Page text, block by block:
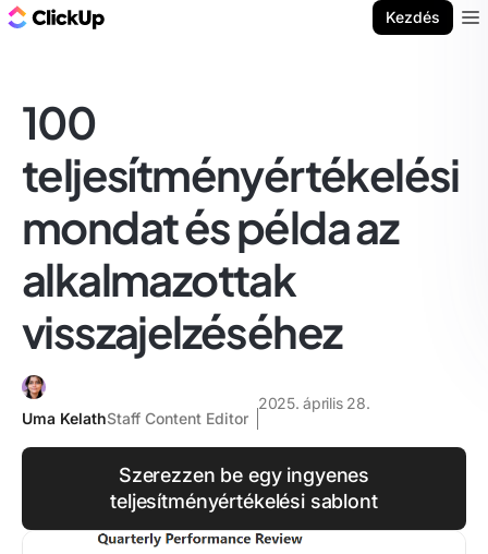
Kezdés
100
teljesítményértékelési
mondat és példa az
alkalmazottak
visszajelzéséhez
Uma KelathStaff Content Editor
2025. április 28.
Szerezzen be egy ingyenes
teljesítményértékelési sablont